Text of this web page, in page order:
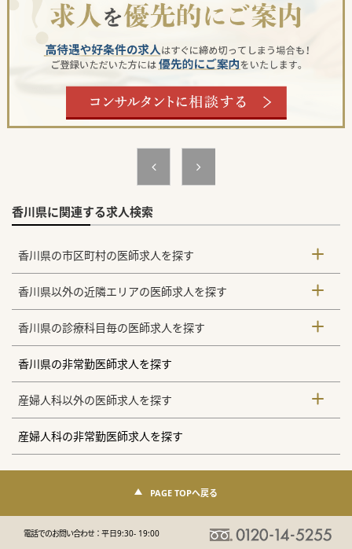
香川県に関連する求人検索
香川県の市区町村の医師求人を探す
香川県以外の近隣エリアの医師求人を探す
香川県の診療科目毎の医師求人を探す
香川県の非常勤医師求人を探す
産婦人科以外の医師求人を探す
産婦人科の非常勤医師求人を探す
PAGE TOPへ戻る
電話でのお問い合わせ：平日9:30- 19:00